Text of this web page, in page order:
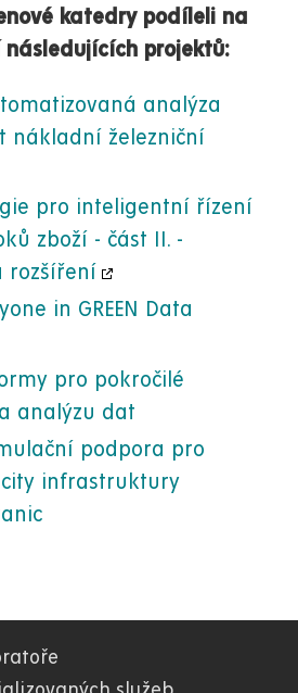
katedry podíleli na
následujících projektů:
analýza
nákladní železniční
pro inteligentní řízení
zboží - část II. -
rozšíření
in GREEN Data
pro pokročilé
analýzu dat
podpora pro
infrastruktury